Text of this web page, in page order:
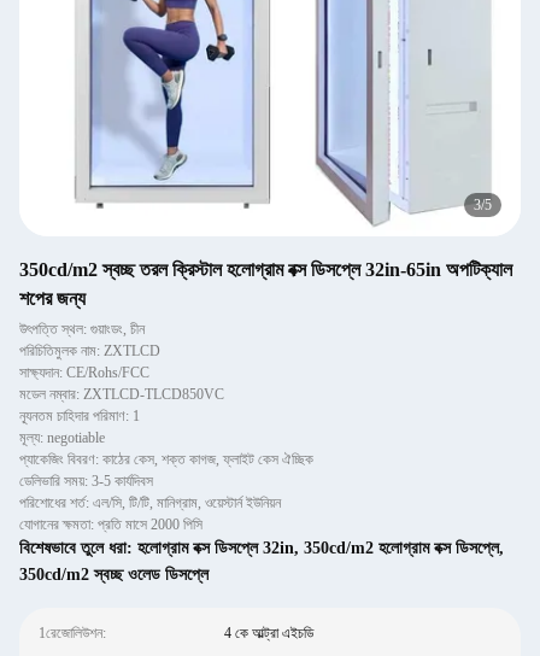
3/5
350cd/m2 স্বচ্ছ তরল ক্রিস্টাল হলোগ্রাম বক্স ডিসপ্লে 32in-65in অপটিক্যাল
শপের জন্য
উৎপত্তি স্থল: গুয়াংডং, চীন
পরিচিতিমুলক নাম: ZXTLCD
সাক্ষ্যদান: CE/Rohs/FCC
মডেল নম্বার: ZXTLCD-TLCD850VC
ন্যূনতম চাহিদার পরিমাণ: 1
মূল্য: negotiable
প্যাকেজিং বিবরণ: কাঠের কেস, শক্ত কাগজ, ফ্লাইট কেস ঐচ্ছিক
ডেলিভারি সময়: 3-5 কার্যদিবস
পরিশোধের শর্ত: এল/সি, টি/টি, মানিগ্রাম, ওয়েস্টার্ন ইউনিয়ন
যোগানের ক্ষমতা: প্রতি মাসে 2000 পিসি
বিশেষভাবে তুলে ধরা: হলোগ্রাম বক্স ডিসপ্লে 32in, 350cd/m2 হলোগ্রাম বক্স ডিসপ্লে,
350cd/m2 স্বচ্ছ ওলেড ডিসপ্লে
1রেজোলিউশন: 4 কে আল্ট্রা এইচডি